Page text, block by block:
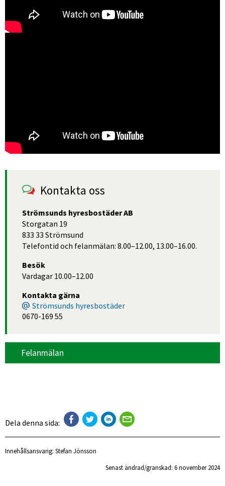
Kontakta oss
Strömsunds hyresbostäder AB
Storgatan 19
833 33 Strömsund
Telefontid och felanmälan: 8.00–12.00, 13.00–16.00.
Besök
Vardagar 10.00–12.00
Kontakta gärna
Strömsunds hyresbostäder
0670-169 55
Felanmälan
Dela denna sida:
Innehållsansvarig: Stefan Jönsson
Senast ändrad/granskad: 6 november 2024